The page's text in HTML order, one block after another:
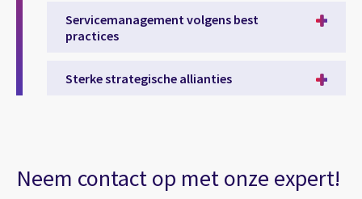
Servicemanagement volgens best
practices
Sterke strategische allianties
Neem contact op met onze expert!